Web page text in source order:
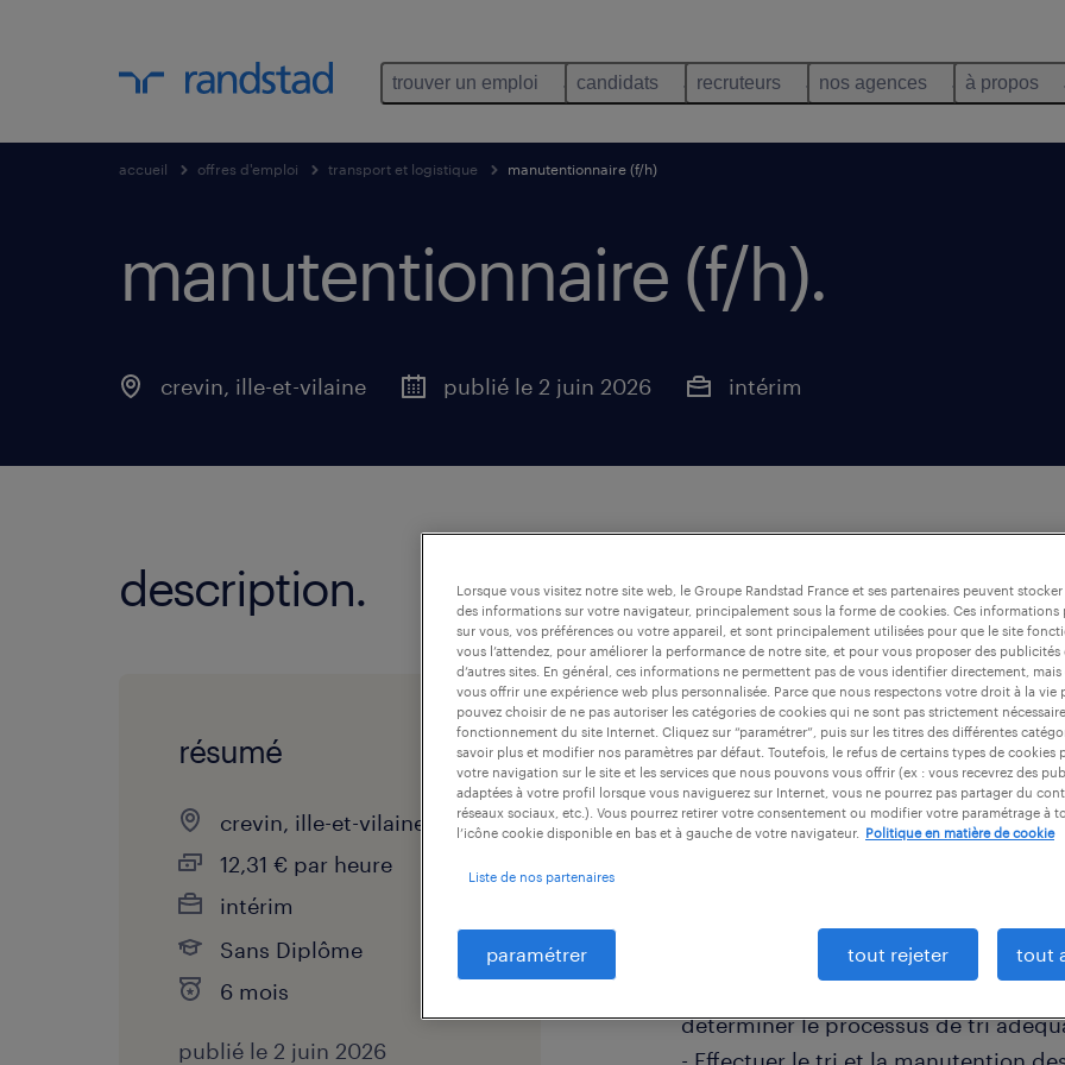
trouver un emploi candidats recruteurs nos agences à propos
accueil offres d'emploi transport et logistique manutentionnaire (f/h)
manutentionnaire (f/h).
crevin, ille-et-vilaine publié le 2 juin 2026 intérim
description.
résumé
crevin, ille-et-vilaine
12,31 € par heure
intérim
Sans Diplôme
6 mois
publié le 2 juin 2026
descriptif du poste
Comment percevez-vous
Manutentionnaire (F/H) ?
Dans ce rôle, vous serez chargé(e)
manutention et le tri minutieux de
- Réceptionner les pneus usagers
déterminer le processus de tri
Lorsque vous visitez notre site web, le Groupe Randstad France et ses partenaires peuvent
des informations sur votre navigateur, principalement sous la forme de cookies. Ces informations
sur vous, vos préférences ou votre appareil, et sont principalement utilisées pour que le site
vous l’attendez, pour améliorer la performance de notre site, et pour vous proposer des publicités
d’autres sites. En général, ces informations ne permettent pas de vous identifier directement,
vous offrir une expérience web plus personnalisée. Parce que nous respectons votre droit à la vie
pouvez choisir de ne pas autoriser les catégories de cookies qui ne sont pas strictement
fonctionnement du site Internet. Cliquez sur “paramétrer”, puis sur les titres des différentes
savoir plus et modifier nos paramètres par défaut. Toutefois, le refus de certains types de cookies
votre navigation sur le site et les services que nous pouvons vous offrir (ex : vous recevrez des
adaptées à votre profil lorsque vous naviguerez sur Internet, vous ne pourrez pas partager du
réseaux sociaux, etc.). Vous pourrez retirer votre consentement ou modifier votre paramétrage à
l’icône cookie disponible en bas et à gauche de votre navigateur.
Politique en matière de cookie
Liste de nos partenaires
paramétrer tout rejeter tout